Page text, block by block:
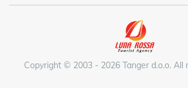
Copyright © 2003 - 2026 Tanger d.o.o. All